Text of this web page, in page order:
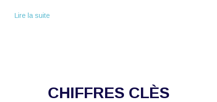
Lire la suite
CHIFFRES CLÈS